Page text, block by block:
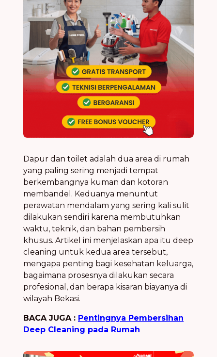
Dapur dan toilet adalah dua area di rumah
yang paling sering menjadi tempat
berkembangnya kuman dan kotoran
membandel. Keduanya menuntut
perawatan mendalam yang sering kali sulit
dilakukan sendiri karena membutuhkan
waktu, teknik, dan bahan pembersih
khusus. Artikel ini menjelaskan apa itu deep
cleaning untuk kedua area tersebut,
mengapa penting bagi kesehatan keluarga,
bagaimana prosesnya dilakukan secara
profesional, dan berapa kisaran biayanya di
wilayah Bekasi.
BACA JUGA : Pentingnya Pembersihan
Deep Cleaning pada Rumah